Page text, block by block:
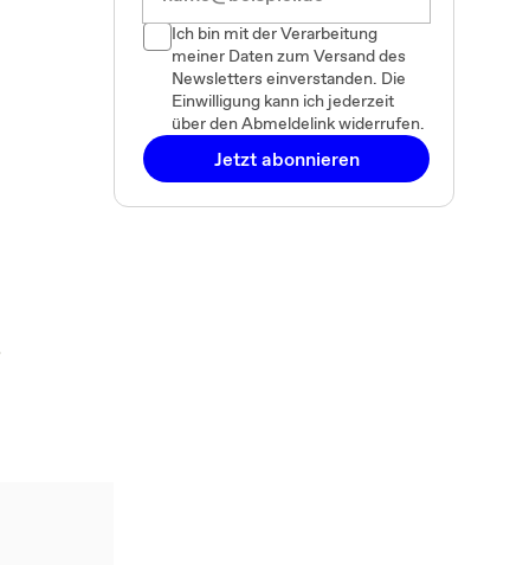
Ich bin mit der Verarbeitung
meiner Daten zum Versand des
Newsletters einverstanden. Die
Einwilligung kann ich jederzeit
über den Abmeldelink widerrufen.
Jetzt abonnieren